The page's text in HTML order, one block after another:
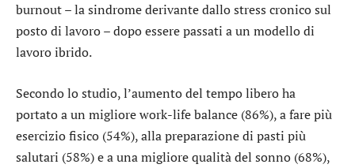
burnout – la sindrome derivante dallo stress cronico sul
posto di lavoro – dopo essere passati a un modello di
lavoro ibrido.
Secondo lo studio, l’aumento del tempo libero ha
portato a un migliore work-life balance (86%), a fare più
esercizio fisico (54%), alla preparazione di pasti più
salutari (58%) e a una migliore qualità del sonno (68%),